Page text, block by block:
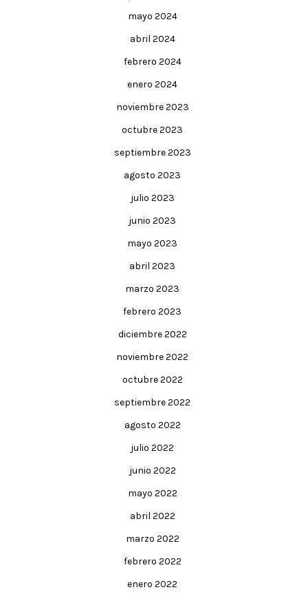
mayo 2024
abril 2024
febrero 2024
enero 2024
noviembre 2023
octubre 2023
septiembre 2023
agosto 2023
julio 2023
junio 2023
mayo 2023
abril 2023
marzo 2023
febrero 2023
diciembre 2022
noviembre 2022
octubre 2022
septiembre 2022
agosto 2022
julio 2022
junio 2022
mayo 2022
abril 2022
marzo 2022
febrero 2022
enero 2022